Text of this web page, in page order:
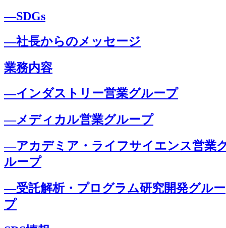
―SDGs
―社長からのメッセージ
業務内容
―インダストリー営業グループ
―メディカル営業グループ
―アカデミア・ライフサイエンス営業
ループ
―受託解析・プログラム研究開発グルー
プ